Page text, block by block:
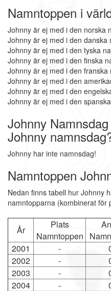
Namntoppen i
Johnny är ej med i den norska
Johnny är ej med i den danska
Johnny är ej med i den tyska
Johnny är ej med i den finska
Johnny är ej med i den franska
Johnny är ej med i den
Johnny är ej med i den
Johnny är ej med i den
Johnny
Johnny
Johnny har inte namnsdag!
Namntoppen
Nedan finns tabell hur Johnny
namntopparna (kombinerat för
År
Plats
Namntoppen
2001
-
2002
-
2003
-
2004
-